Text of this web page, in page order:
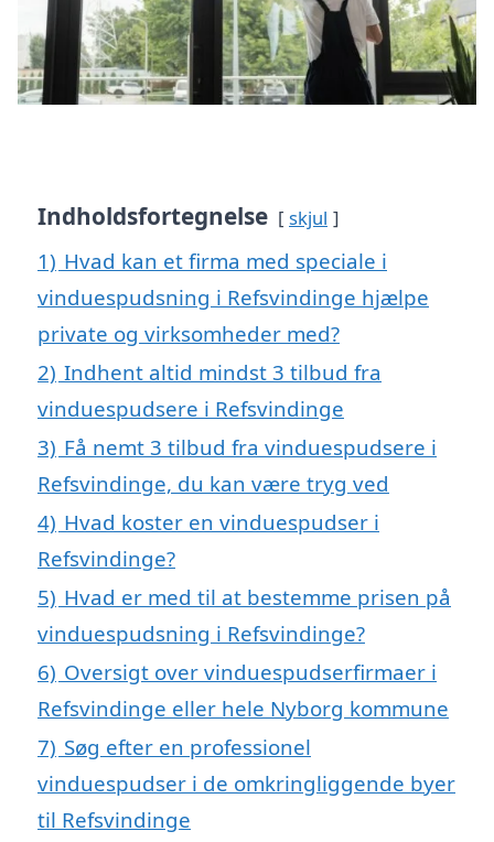
Indholdsfortegnelse skjul
1) Hvad kan et firma med speciale i
vinduespudsning i Refsvindinge hjælpe
private og virksomheder med?
2) Indhent altid mindst 3 tilbud fra
vinduespudsere i Refsvindinge
3) Få nemt 3 tilbud fra vinduespudsere i
Refsvindinge, du kan være tryg ved
4) Hvad koster en vinduespudser i
Refsvindinge?
5) Hvad er med til at bestemme prisen på
vinduespudsning i Refsvindinge?
6) Oversigt over vinduespudserfirmaer i
Refsvindinge eller hele Nyborg kommune
7) Søg efter en professionel
vinduespudser i de omkringliggende byer
til Refsvindinge